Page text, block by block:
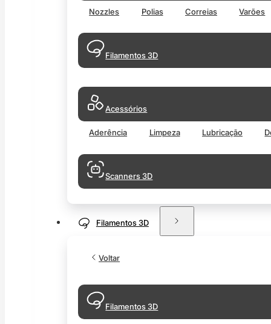
Nozzles Polias Correias Varões
Filamentos 3D
Acessórios
Aderência Limpeza Lubricação
Scanners 3D
Filamentos 3D
Voltar
Filamentos 3D